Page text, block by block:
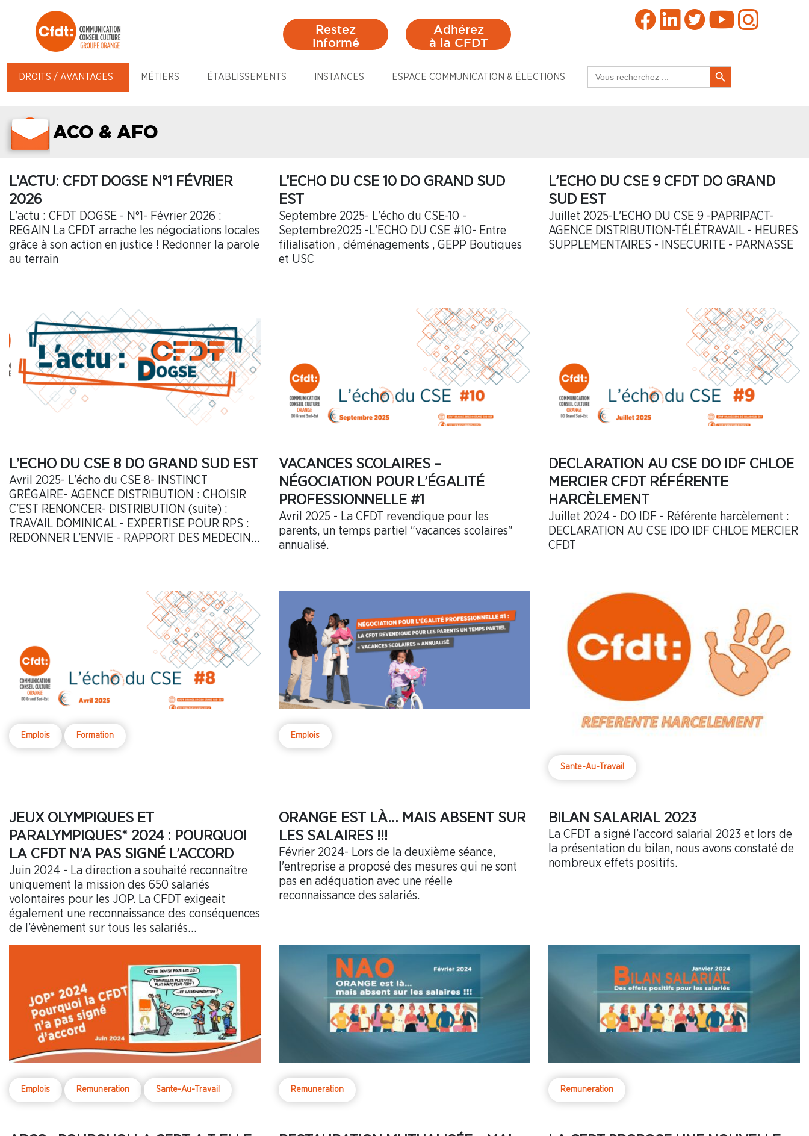
Restez
informé
Adhérez
à la CFDT
DROITS / AVANTAGES MÉTIERS ÉTABLISSEMENTS INSTANCES ESPACE COMMUNICATION & ÉLECTIONS
for:
Search Button
ACO & AFO
L’ACTU: CFDT DOGSE N°1 FÉVRIER
2026
L'actu : CFDT DOGSE - N°1- Février 2026 :
REGAIN La CFDT arrache les négociations locales
grâce à son action en justice ! Redonner la parole
au terrain
L’ECHO DU CSE 10 DO GRAND SUD
EST
Septembre 2025- L'écho du CSE-10 -
Septembre2025 -L'ECHO DU CSE #10- Entre
filialisation , déménagements , GEPP Boutiques
et USC
L’ECHO DU CSE 9 CFDT DO GRAND
SUD EST
Juillet 2025-L'ECHO DU CSE 9 -PAPRIPACT-
AGENCE DISTRIBUTION-TÉLÉTRAVAIL - HEURES
SUPPLEMENTAIRES - INSECURITE - PARNASSE
L’ECHO DU CSE 8 DO GRAND SUD EST
Avril 2025- L'écho du CSE 8- INSTINCT
GRÉGAIRE- AGENCE DISTRIBUTION : CHOISIR
C’EST RENONCER- DISTRIBUTION (suite) :
TRAVAIL DOMINICAL - EXPERTISE POUR RPS :
REDONNER L’ENVIE - RAPPORT DES MEDECINS
Emplois Formation
VACANCES SCOLAIRES –
NÉGOCIATION POUR L’ÉGALITÉ
PROFESSIONNELLE #1
Avril 2025 - La CFDT revendique pour les
parents, un temps partiel "vacances scolaires"
annualisé.
Emplois
DECLARATION AU CSE DO IDF CHLOE
MERCIER CFDT RÉFÉRENTE
HARCÈLEMENT
Juillet 2024 - DO IDF - Référente harcèlement :
DECLARATION AU CSE IDO IDF CHLOE MERCIER
CFDT
Sante-Au-Travail
JEUX OLYMPIQUES ET
PARALYMPIQUES* 2024 : POURQUOI
LA CFDT N’A PAS SIGNÉ L’ACCORD
Juin 2024 - La direction a souhaité reconnaître
uniquement la mission des 650 salariés
volontaires pour les JOP. La CFDT exigeait
également une reconnaissance des conséquences
de l’évènement sur tous les salariés
indirectement impactés.
Emplois Remuneration Sante-Au-Travail
ORANGE EST LÀ… MAIS ABSENT SUR
LES SALAIRES !!!
Février 2024- Lors de la deuxième séance,
l'entreprise a proposé des mesures qui ne sont
pas en adéquation avec une réelle
reconnaissance des salariés.
Remuneration
BILAN SALARIAL 2023
La CFDT a signé l’accord salarial 2023 et lors de
la présentation du bilan, nous avons constaté de
nombreux effets positifs.
Remuneration